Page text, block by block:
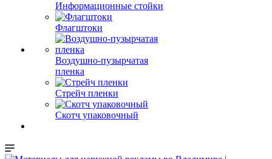
Информационные стойки
Флагштоки
Воздушно-пузырчатая
пленка
Стрейч пленки
Скотч упаковочный